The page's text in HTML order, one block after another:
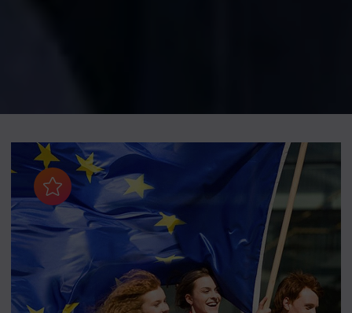
Aggiungi ai preferiti